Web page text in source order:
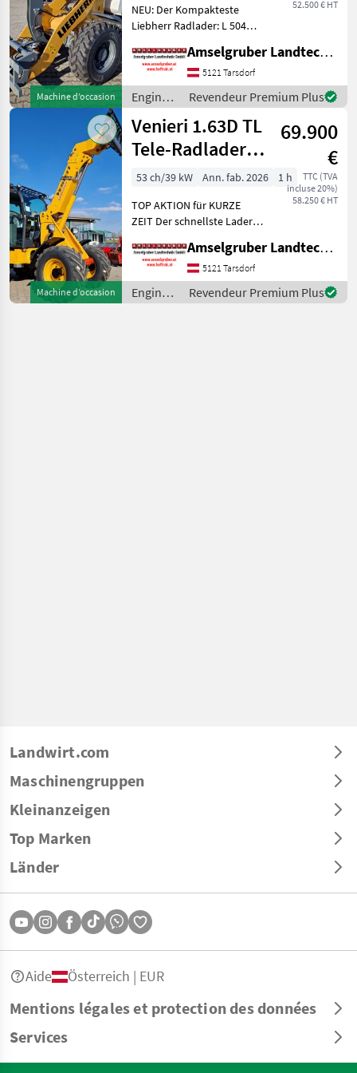
Machine d’occasion
52.500 € HT
NEU: Der Kompakteste
Liebherr Radlader: L 504
MADE IN AUSTRIA! Liebherr
L 504 Compact NEU mit
Agrarpaket & Top
Ausstattung zum
Aktionspreis.
Amselgruber Landtechnik GmbH
5121 Tarsdorf
Engins
de
chantier
/
Liebherr
Revendeur Premium Plus
Machine d’occasion
Venieri 1.63D TL
Tele-Radlader
mit 40 Km/h
69.900
€
TTC (TVA
incluse 20%)
58.250 € HT
53 ch/39 kW Ann. fab. 2026
1 h
TOP AKTION für KURZE
ZEIT Der schnellste Lader
LAGERND und Sofort
VERFÜGBAR BESTE Preis-
Leistung auf höchsten
Baumaschinenniveau auf
Amselgruber Landtechnik GmbH
5121 Tarsdorf
Engins
de
Revendeur Premium Plus
Landwirt.com
Maschinengruppen
Kleinanzeigen
Top Marken
Länder
Mentions légales et protection des données
Services
Aide Österreich | EUR